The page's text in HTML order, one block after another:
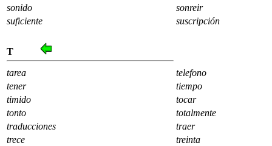
sonido
sonreir
suficiente
suscripción
T
tarea
telefono
tener
tiempo
timido
tocar
tonto
totalmente
traducciones
traer
trece
treinta